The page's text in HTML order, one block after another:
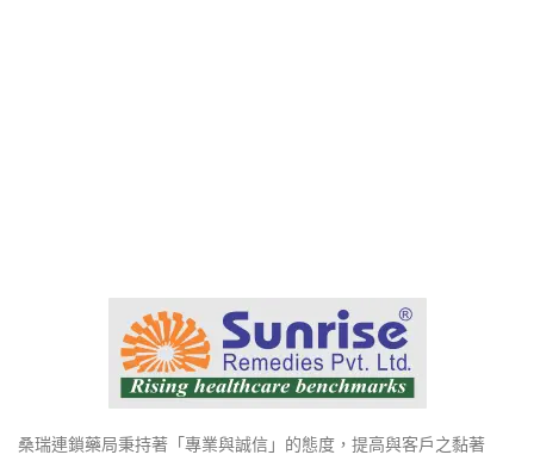
桑瑞連鎖藥局秉持著「專業與誠信」的態度，提高與客戶之黏著